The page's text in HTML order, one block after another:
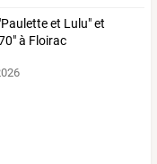
et Lulu" et
à Floirac